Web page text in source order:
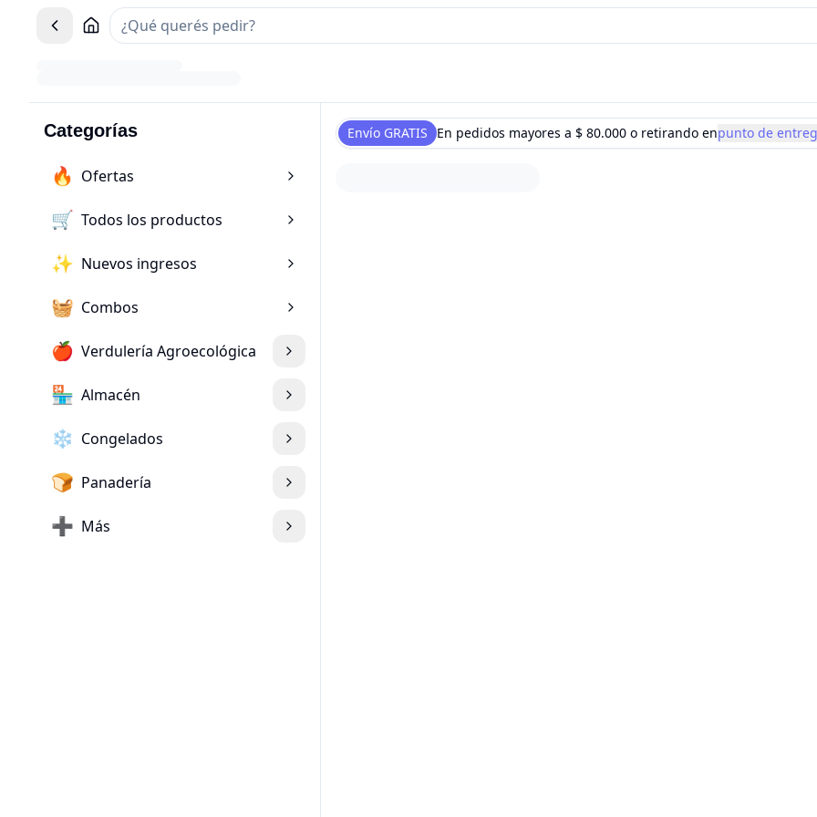
Categorías
🔥 Ofertas
🛒 Todos los productos
✨ Nuevos ingresos
🧺 Combos
🍎 Verdulería Agroecológica
🏪 Almacén
❄️ Congelados
🍞 Panadería
➕ Más
Envío GRATIS En pedidos mayores a $ 80.000 o retirando enpunto de